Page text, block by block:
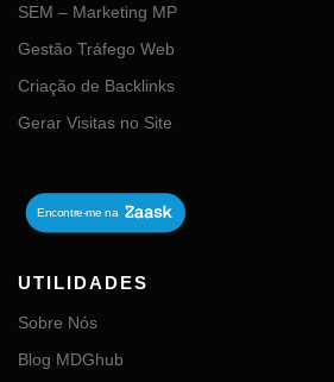
SEM – Marketing MP
Gestão Tráfego Web
Criação de Backlinks
Gerar Visitas no Site
UTILIDADES
Sobre Nós
Blog MDGhub